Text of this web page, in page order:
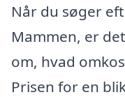
Når du søger
Mammen, er
om, hvad
Prisen for en